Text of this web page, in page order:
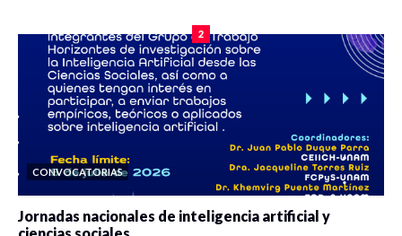
2
CONVOCATORIAS
Jornadas nacionales de inteligencia artificial y